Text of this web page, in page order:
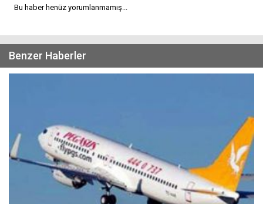
Bu haber henüz yorumlanmamış...
Benzer Haberler